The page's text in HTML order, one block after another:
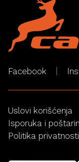
Facebook
Uslovi korišćenja
Isporuka i
Politika privatnosti